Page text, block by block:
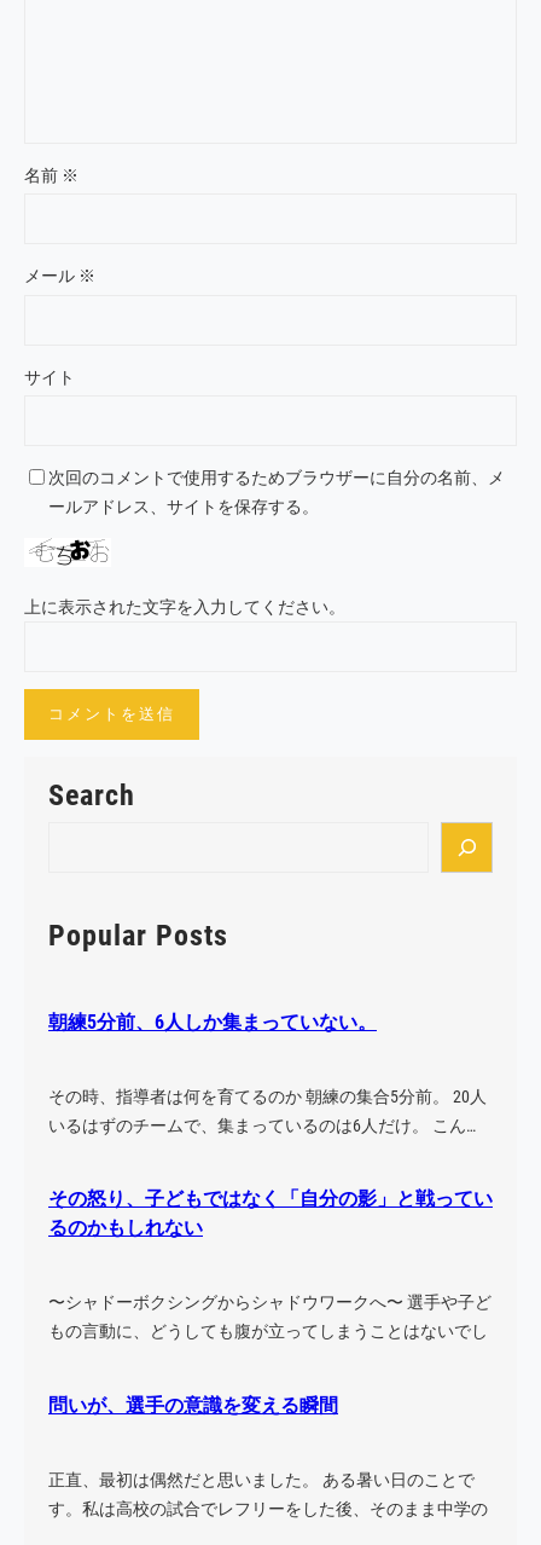
名前 ※
メール ※
サイト
次回のコメントで使用するためブラウザーに自分の名前、メ
ールアドレス、サイトを保存する。
上に表示された文字を入力してください。
Search
r
cPopular Posts
朝練5分前、6人しか集まっていない。
その時、指導者は何を育てるのか 朝練の集合5分前。 20人
いるはずのチームで、集まっているのは6人だけ。 こん…
その怒り、子どもではなく「自分の影」と戦ってい
るのかもしれない
〜シャドーボクシングからシャドウワークへ〜 選手や子ど
もの言動に、どうしても腹が立ってしまうことはないでし
問いが、選手の意識を変える瞬間
正直、最初は偶然だと思いました。 ある暑い日のことで
す。私は高校の試合でレフリーをした後、そのまま中学の